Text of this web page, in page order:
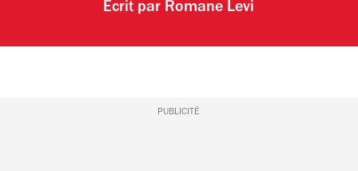
Écrit par Romane Levi
PUBLICITÉ